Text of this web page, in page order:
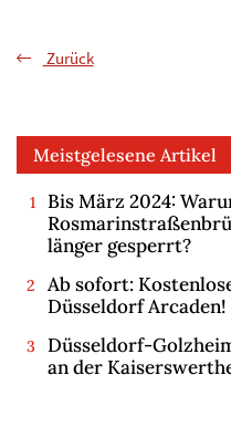
Zurück
Meistgelesene Artikel
Bis März 2024:
länger gesperrt?
Ab sofort:
Düsseldorf Arcaden!
Düsseldorf-
an der